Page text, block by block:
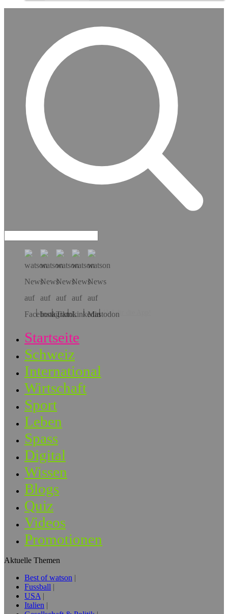
Hol dir die App!
Startseite
Schweiz
International
Wirtschaft
Sport
Leben
Spass
Digital
Wissen
Blogs
Quiz
Videos
Promotionen
Aktuelle Themen
Best of watson
Fussball
USA
Italien